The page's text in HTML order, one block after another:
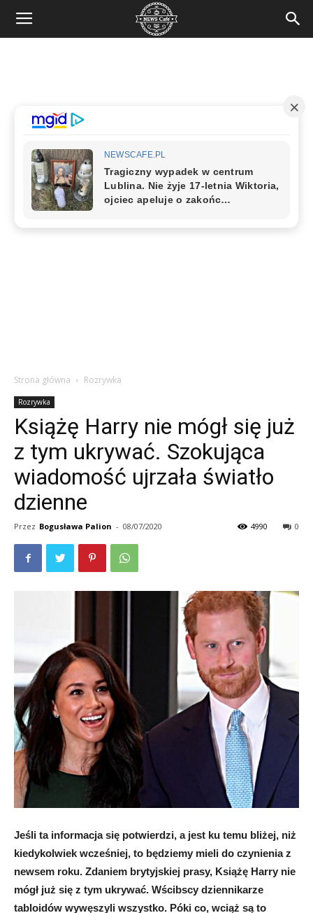
News
Strona główna Rozrywka
Rozrywka
Książę Harry nie mógł się już
z tym ukrywać. Szokująca
wiadomość ujrzała światło
dzienne
Przez Bogusława Palion - 08/07/2020 0
4990
Jeśli ta informacja się potwierdzi, a jest ku temu bliżej, niż
kiedykolwiek wcześniej, to będziemy mieli do czynienia z
newsem roku. Zdaniem brytyjskiej prasy, Książę Harry nie
mógł już się z tym ukrywać. Wścibscy dziennikarze
tabloidów wywęszyli wszystko. Póki co, wciąż są to